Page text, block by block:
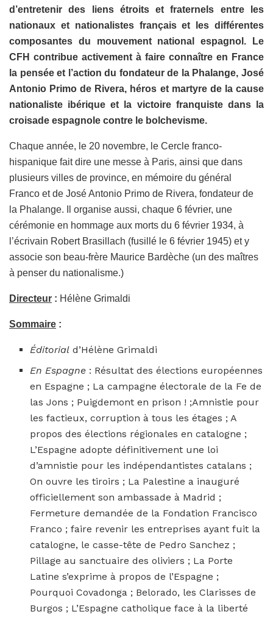
d’entretenir des liens étroits et fraternels entre les
nationaux et nationalistes français et les différentes
composantes du mouvement national espagnol. Le
CFH contribue activement à faire connaître en France
la pensée et l’action du fondateur de la Phalange, José
Antonio Primo de Rivera, héros et martyre de la cause
nationaliste ibérique et la victoire franquiste dans la
croisade espagnole contre le bolchevisme.
Chaque année, le 20 novembre, le Cercle franco-
hispanique fait dire une messe à Paris, ainsi que dans
plusieurs villes de province, en mémoire du général
Franco et de José Antonio Primo de Rivera, fondateur de
la Phalange. Il organise aussi, chaque 6 février, une
cérémonie en hommage aux morts du 6 février 1934, à
l’écrivain Robert Brasillach (fusillé le 6 février 1945) et y
associe son beau-frère Maurice Bardèche (un des maîtres
à penser du nationalisme.)
Directeur : Hélène Grimaldi
Sommaire :
Éditorial d’Hélène Grimaldi
En Espagne : Résultat des élections européennes
en Espagne ; La campagne électorale de la Fe de
las Jons ; Puigdemont en prison ! ;Amnistie pour
les factieux, corruption à tous les étages ; A
propos des élections régionales en catalogne ;
L’Espagne adopte définitivement une loi
d’amnistie pour les indépendantistes catalans ;
On ouvre les tiroirs ; La Palestine a inauguré
officiellement son ambassade à Madrid ;
Fermeture demandée de la Fondation Francisco
Franco ; faire revenir les entreprises ayant fuit la
catalogne, le casse-tête de Pedro Sanchez ;
Pillage au sanctuaire des oliviers ; La Porte
Latine s’exprime à propos de l’Espagne ;
Pourquoi Covadonga ; Belorado, les Clarisses de
Burgos ; L’Espagne catholique face à la liberté